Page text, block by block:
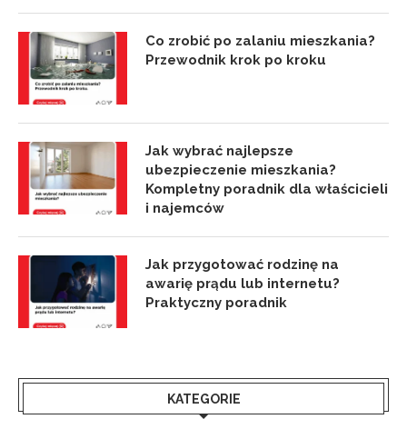
Co zrobić po zalaniu mieszkania?
Przewodnik krok po kroku
Jak wybrać najlepsze
ubezpieczenie mieszkania?
Kompletny poradnik dla właścicieli
i najemców
Jak przygotować rodzinę na
awarię prądu lub internetu?
Praktyczny poradnik
KATEGORIE